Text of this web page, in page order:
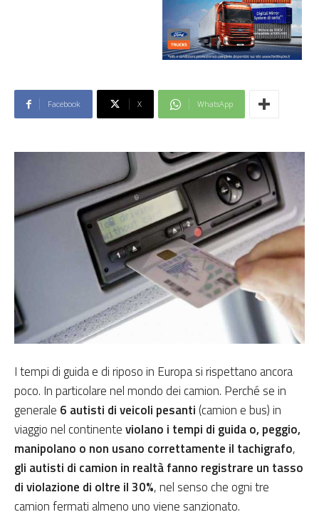
Facebook X WhatsApp
I tempi di guida e di riposo in Europa si rispettano ancora
poco. In particolare nel mondo dei camion. Perché se in
generale 6 autisti di veicoli pesanti (camion e bus) in
viaggio nel continenteviolano i tempi di guida o, peggio,
manipolano o non usano correttamente il tachigrafo,
gli autisti di camion in realtà fanno registrare un tasso
di violazione di oltre il 30%, nel senso che ogni tre
camion fermati almeno uno viene sanzionato.